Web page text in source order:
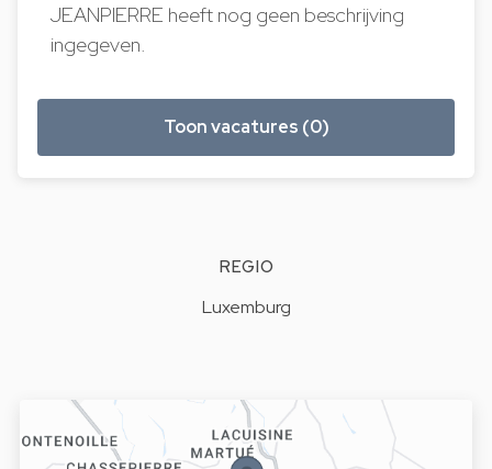
JEANPIERRE heeft nog geen beschrijving
ingegeven.
Toon vacatures (0)
REGIO
Luxemburg